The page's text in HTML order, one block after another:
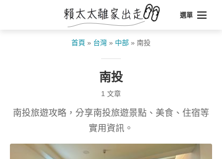
選單
首頁 » 台灣 » 中部 » 南投
南投
1 文章
南投旅遊攻略，分享南投旅遊景點、美食、住宿等
實用資訊。